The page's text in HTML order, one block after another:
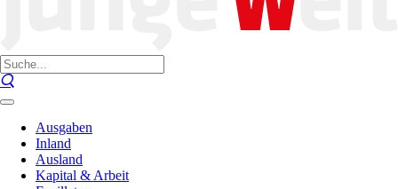
Ausgaben
Inland
Ausland
Kapital & Arbeit